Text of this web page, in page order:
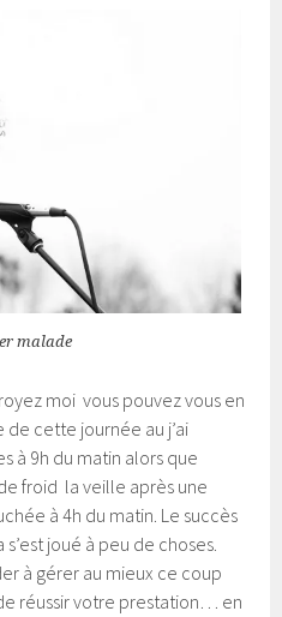
malade
moi vous pouvez vous en
de cette journée au j’ai
à 9h du matin alors que
froid la veille après une
à 4h du matin. Le succès
joué à peu de choses.
à gérer au mieux ce coup
réussir votre prestation… en